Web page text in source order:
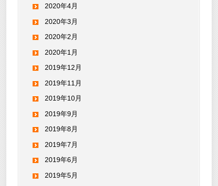
2020年4月
2020年3月
2020年2月
2020年1月
2019年12月
2019年11月
2019年10月
2019年9月
2019年8月
2019年7月
2019年6月
2019年5月